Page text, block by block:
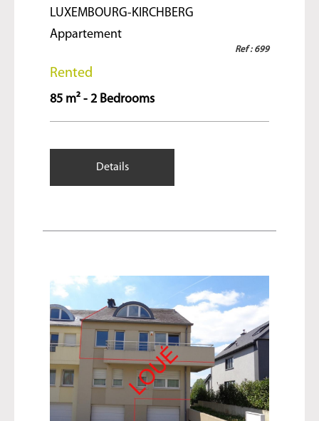
LUXEMBOURG-KIRCHBERG
Appartement
Ref : 699
Rented
85 m² - 2 Bedrooms
Details